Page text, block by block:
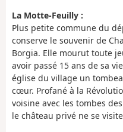
La Motte-Feuilly :
Plus petite commune du
conserve le souvenir de
Borgia. Elle mourut toute
avoir passé 15 ans de sa
église du village un
cœur. Profané à la
voisine avec les tombes
le château privé ne se